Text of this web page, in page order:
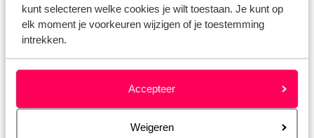
kunt selecteren welke cookies je wilt toestaan. Je kunt op
elk moment je voorkeuren wijzigen of je toestemming
intrekken.
Accepteer
Weigeren
kunt ons op hetzelfde nummer ook bellen, houd dan
rekening met langere wachttijden.